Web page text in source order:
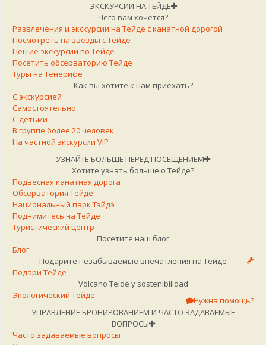
ЭКСКУРСИИ НА ТЕЙДЕ
Чего вам хочется?
Развлечения и экскурсии на Тейде с канатной дорогой
Посмотреть на звезды с Тейде
Пешие экскурсии по Тейде
Посетить обсерваторию Тейде
Туры на Тенерифе
Как вы хотите к нам приехать?
С экскурсией
Самостоятельно
С детьми
В группе более 20 человек
На частной экскурсии VIP
УЗНАЙТЕ БОЛЬШЕ ПЕРЕД ПОСЕЩЕНИЕМ
Хотите узнать больше о Тейде?
Подвесная канатная дорога
Обсерватория Тейде
Национальный парк Тэйдэ
Поднимитесь на Тейде
Туристический центр
Посетите наш блог
Блог
Подарите незабываемые впечатления на Тейде
Подари Тейде
Volcano Teide y sostenibilidad
Экологический Тейде
УПРАВЛЕНИЕ БРОНИРОВАНИЕМ И ЧАСТО ЗАДАВАЕМЫЕ
ВОПРОСЫ
Часто задаваемые вопросы
Нужна помощь?